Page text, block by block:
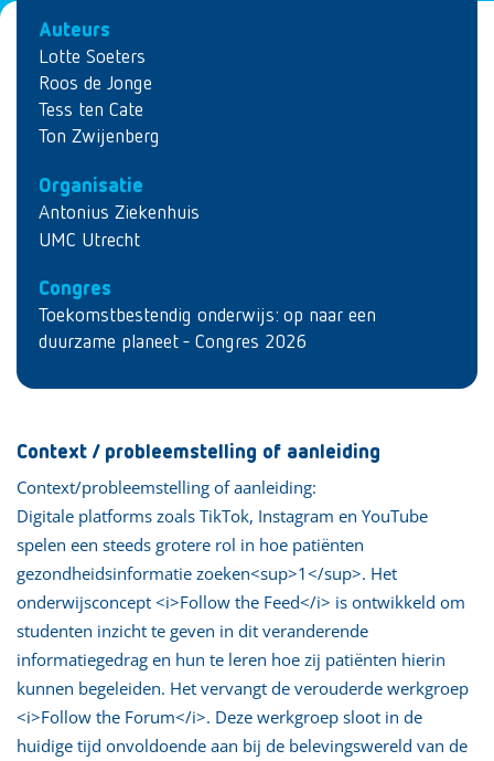
Auteurs
Lotte Soeters
Roos de Jonge
Tess ten Cate
Ton Zwijenberg
Organisatie
Antonius Ziekenhuis
UMC Utrecht
Congres
Toekomstbestendig onderwijs: op naar een
duurzame planeet - Congres 2026
Context / probleemstelling of aanleiding
Context/probleemstelling of aanleiding:
Digitale platforms zoals TikTok, Instagram en YouTube
spelen een steeds grotere rol in hoe patiënten
gezondheidsinformatie zoeken<sup>1</sup>. Het
onderwijsconcept <i>Follow the Feed</i> is ontwikkeld om
studenten inzicht te geven in dit veranderende
informatiegedrag en hun te leren hoe zij patiënten hierin
kunnen begeleiden. Het vervangt de verouderde werkgroep
<i>Follow the Forum</i>. Deze werkgroep sloot in de
huidige tijd onvoldoende aan bij de belevingswereld van de